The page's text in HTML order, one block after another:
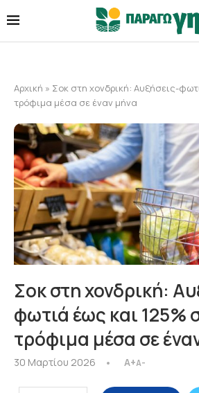
Αρχική » Σοκ στη χονδρική: Αυξήσεις-
τρόφιμα μέσα σε έναν μήνα
Σοκ στη χονδρική:
φωτιά έως και 125%
τρόφιμα μέσα σε
30 Μαρτίου 2026 A+A-